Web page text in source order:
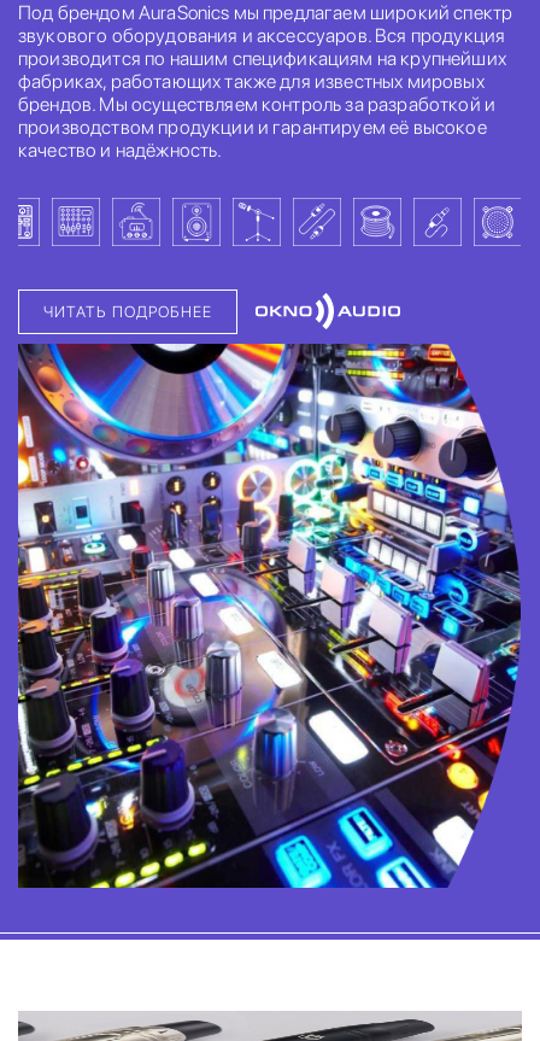
Под брендом AuraSonics мы предлагаем широкий спектр
звукового оборудования и аксессуаров. Вся продукция
производится по нашим спецификациям на крупнейших
фабриках, работающих также для известных мировых
брендов. Мы осуществляем контроль за разработкой и
производством продукции и гарантируем её высокое
качество и надёжность.
ЧИТАТЬ ПОДРОБНЕЕ